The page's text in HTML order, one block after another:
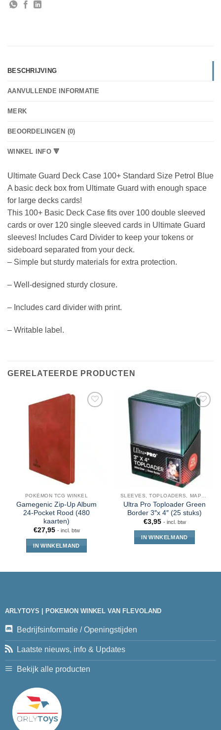
BESCHRIJVING
AANVULLENDE INFORMATIE
MERK
BEOORDELINGEN (0)
WINKEL INFO 🔻
Ultimate Guard Deck Case 100+ Standard Size Petrol Blue
A basic deck box from Ultimate Guard with enough space
for large decks cards!
This 100+ Basic Deck Case fits over 100 double sleeved
cards or over 120 single sleeved cards in Ultimate Guard
sleeves! Includes Card Divider to keep your tokens or
sideboard separated from your deck.
– Simple but sturdy materials for extra protection.
– Well-designed sturdy closure.
– Includes card divider with print.
– Writable label.
GERELATEERDE PRODUCTEN
POKÉMON TCG WINKEL
Gamegenic Zip-Up Album
24-Pocket Rood (480
kaarten)
€27,95 - incl. btw
IN WINKELMAND
SLEEVES, TOPLOADERS, MAPPEN EN DECKBOX
Ultra Pro Toploader Green
Border 3″x 4″ (25 stuks)
€3,95 - incl. btw
IN WINKELMAND
ARLYTOYS | POKEMON WINKEL VAN FLEVOLAND
Bedrijfsinformatie / Openingstijden
Laatste nieuws, info & Updates
Bekijk alle producten